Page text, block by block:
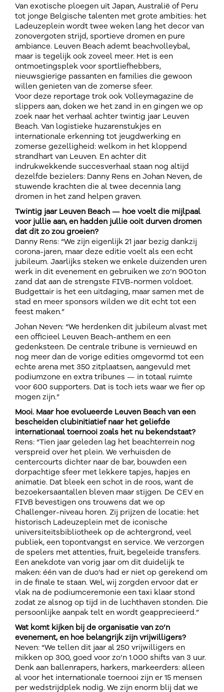
Van exotische ploegen uit Japan, Australië of Peru
tot jonge Belgische talenten met grote ambities: het
Ladeuzeplein wordt twee weken lang het decor van
zonovergoten strijd, sportieve dromen en pure
ambiance. Leuven Beach ademt beachvolleybal,
maar is tegelijk ook zoveel meer. Het is een
ontmoetingsplek voor sportliefhebbers,
nieuwsgierige passanten en families die gewoon
willen genieten van de zomerse sfeer.
Voor deze reportage trok ook Volleymagazine de
slippers aan, doken we het zand in en gingen we op
zoek naar het verhaal achter twintig jaar Leuven
Beach. Van logistieke huzarenstukjes en
internationale erkenning tot jeugdwerking en
zomerse gezelligheid: welkom in het kloppend
strandhart van Leuven. En achter dit
indrukwekkende succesverhaal staan nog altijd
dezelfde bezielers: Danny Rens en Johan Neven, de
stuwende krachten die al twee decennia lang
dromen in het zand helpen graven.
Twintig jaar Leuven Beach — hoe voelt die mijlpaal
voor jullie aan, en hadden jullie ooit durven dromen
dat dit zo zou groeien?
Danny Rens: “We zijn eigenlijk 21 jaar bezig dankzij
corona-jaren, maar deze editie voelt als een echt
jubileum. Jaarlijks steken we enkele duizenden uren
werk in dit evenement en gebruiken we zo’n 900 ton
zand dat aan de strengste FIVB-normen voldoet.
Budgettair is het een uitdaging, maar samen met de
stad en meer sponsors wilden we dit echt tot een
feest maken.”
Johan Neven: “We herdenken dit jubileum alvast met
een officieel Leuven Beach-anthem en een
gedenksteen. De centrale tribune is vernieuwd en
nog meer dan de vorige edities omgevormd tot een
echte arena met 350 zitplaatsen, aangevuld met
podiumzone en extra tribunes — in totaal ruimte
voor 600 supporters. Dat is toch iets waar we fier op
mogen zijn.”
Mooi. Maar hoe evolueerde Leuven Beach van een
bescheiden clubinitiatief naar het geliefde
internationaal toernooi zoals het nu bekendstaat?
Rens: “Tien jaar geleden lag het beachterrein nog
verspreid over het plein. We verhuisden de
centercourts dichter naar de bar, bouwden een
dorpachtige sfeer met lekkere tapjes, hapjes en
animatie. Dat bleek een schot in de roos, want de
bezoekersaantallen bleven maar stijgen. De CEV en
FIVB bevestigen ons trouwens dat we op
Challenger-niveau horen. Zij prijzen de locatie: het
historisch Ladeuzeplein met de iconische
universiteitsbibliotheek op de achtergrond, veel
publiek, een topontvangst en service. We verzorgen
de spelers met attenties, fruit, begeleide transfers.
Een anekdote van vorig jaar om dit duidelijk te
maken: één van de duo’s had er niet op gerekend om
in de finale te staan. Wel, wij zorgden ervoor dat er
vlak na de podiumceremonie een taxi klaar stond
zodat ze alsnog op tijd in de luchthaven stonden. Die
persoonlijke aanpak telt en wordt geapprecieerd.”
Wat komt kijken bij de organisatie van zo’n
evenement, en hoe belangrijk zijn vrijwilligers?
Neven: “We tellen dit jaar al 250 vrijwilligers en
mikken op 300, goed voor zo’n 1.000 shifts van 3 uur.
Denk aan ballenrapers, harkers, markeerders: alleen
al voor het internationale toernooi zijn er 15 mensen
per wedstrijdplek nodig. We zijn enorm blij dat we